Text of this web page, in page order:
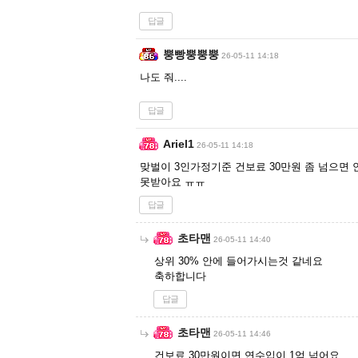
답글
뿡빵뿡뿡뿡 26-05-11 14:18
나도 줘....
답글
Ariel1 26-05-11 14:18
맞벌이 3인가정기준 건보료 30만원 좀 넘으면
못받아요 ㅠㅠ
답글
초타맨 26-05-11 14:40
상위 30% 안에 들어가시는것 같네요
축하합니다
답글
초타맨 26-05-11 14:46
건보료 30만원이면 연수입이 1억 넘어요